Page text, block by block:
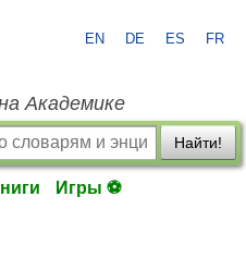
EN DE ES FR
Академике
Найти!
Игры ⚽